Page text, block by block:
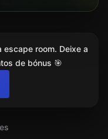
room. Deixe a
de bónus 🎯